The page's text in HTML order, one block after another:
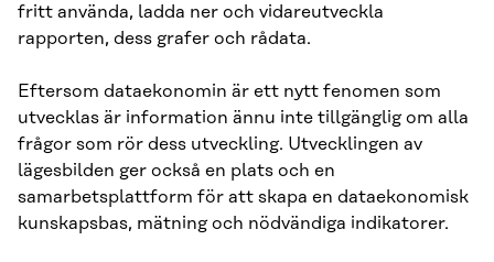
fritt använda, ladda ner och vidareutveckla
rapporten, dess grafer och rådata.
Eftersom dataekonomin är ett nytt fenomen som
utvecklas är information ännu inte tillgänglig om alla
frågor som rör dess utveckling. Utvecklingen av
lägesbilden ger också en plats och en
samarbetsplattform för att skapa en dataekonomisk
kunskapsbas, mätning och nödvändiga indikatorer.